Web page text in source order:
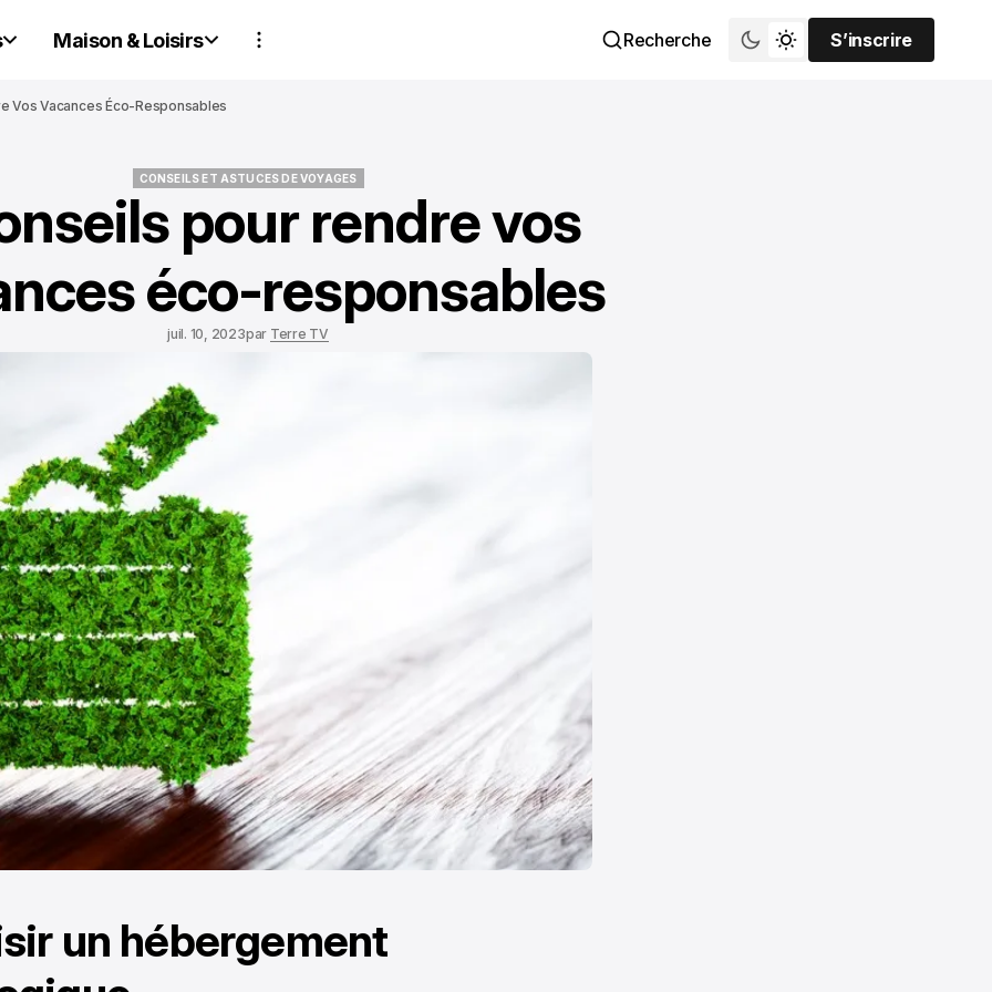
Maison & Loisirs Recherche
S’inscrire
S’inscrire
Vos Vacances Éco-Responsables
CONSEILS ET ASTUCES DE VOYAGES
CONSEILS ET ASTUCES DE VOYAGES
pour rendre vos
éco-responsables
juil. 10, 2023par Terre TV
un hébergement